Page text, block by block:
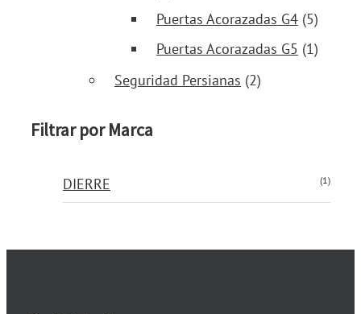
Puertas Acorazadas G4 (5)
Puertas Acorazadas G5 (1)
Seguridad Persianas (2)
Filtrar por Marca
DIERRE (1)